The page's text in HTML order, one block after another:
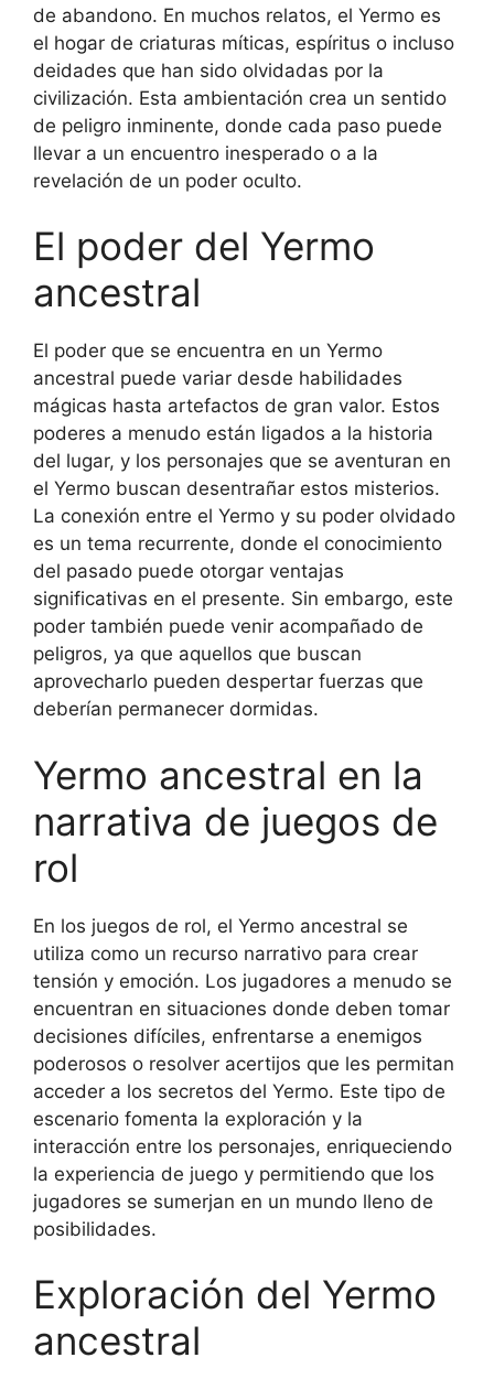
de abandono. En muchos relatos, el Yermo es
el hogar de criaturas míticas, espíritus o incluso
deidades que han sido olvidadas por la
civilización. Esta ambientación crea un sentido
de peligro inminente, donde cada paso puede
llevar a un encuentro inesperado o a la
revelación de un poder oculto.
El poder del Yermo
ancestral
El poder que se encuentra en un Yermo
ancestral puede variar desde habilidades
mágicas hasta artefactos de gran valor. Estos
poderes a menudo están ligados a la historia
del lugar, y los personajes que se aventuran en
el Yermo buscan desentrañar estos misterios.
La conexión entre el Yermo y su poder olvidado
es un tema recurrente, donde el conocimiento
del pasado puede otorgar ventajas
significativas en el presente. Sin embargo, este
poder también puede venir acompañado de
peligros, ya que aquellos que buscan
aprovecharlo pueden despertar fuerzas que
deberían permanecer dormidas.
Yermo ancestral en la
narrativa de juegos de
rol
En los juegos de rol, el Yermo ancestral se
utiliza como un recurso narrativo para crear
tensión y emoción. Los jugadores a menudo se
encuentran en situaciones donde deben tomar
decisiones difíciles, enfrentarse a enemigos
poderosos o resolver acertijos que les permitan
acceder a los secretos del Yermo. Este tipo de
escenario fomenta la exploración y la
interacción entre los personajes, enriqueciendo
la experiencia de juego y permitiendo que los
jugadores se sumerjan en un mundo lleno de
posibilidades.
Exploración del Yermo
ancestral